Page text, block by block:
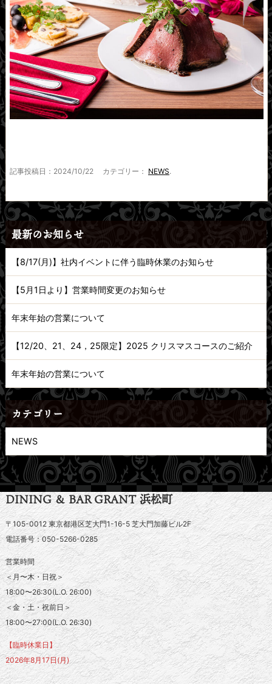
記事投稿日：2024/10/22 カテゴリー： NEWS.
最新のお知らせ
【8/17(月)】社内イベントに伴う臨時休業のお知らせ
【5月1日より】営業時間変更のお知らせ
年末年始の営業について
【12/20、21、24，25限定】2025 クリスマスコースのご紹介
年末年始の営業について
カテゴリー
NEWS
DINING ＆ BAR GRANT 浜松町
〒105-0012 東京都港区芝大門1-16-5 芝大門加藤ビル2F
電話番号：050-5266-0285
営業時間
＜月〜木・日祝＞
18:00〜26:30(L.O. 26:00)
＜金・土・祝前日＞
18:00〜27:00(L.O. 26:30)
【臨時休業日】
2026年8月17日(月)